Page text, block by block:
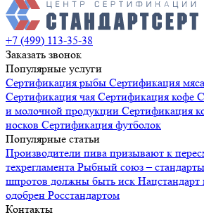
+7 (499) 113-35-38
Заказать звонок
Популярные услуги
Сертификация рыбы Сертификация
Сертификация чая Сертификация кофе
и молочной продукции Сертификация
носков Сертификация футболок
Популярные статьи
Производители пива призывают к
техрегламента Рыбный союз –
шпротов должны быть иск Нацстандарт
одобрен Росстандартом
Контакты